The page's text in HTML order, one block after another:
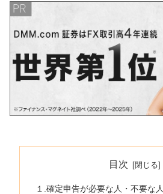
目次
１.確定申告が必要な人・不要な人